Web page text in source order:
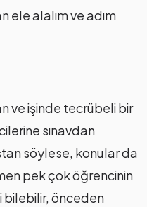
ele alalım ve adım
ve işinde tecrübeli bir
sınavdan
söylese, konular da
pek çok öğrencinin
bilebilir, önceden